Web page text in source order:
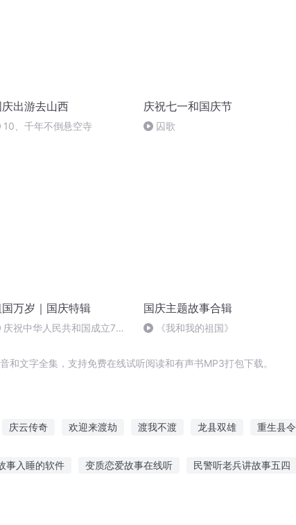
庆出游去山西
10、千年不倒悬空寺
庆祝七一和国庆节
囚歌
万岁｜国庆特辑
庆祝中华人民共和国成立73
国庆主题故事合辑
《我和我的祖国》
文字全集，支持免费在线试听阅读和有声书MP3打包下载。
庆云传奇 欢迎来渡劫 渡我不渡 龙县双雄 重生县令
事入睡的软件 变质恋爱故事在线听 民警听老兵讲故事五四